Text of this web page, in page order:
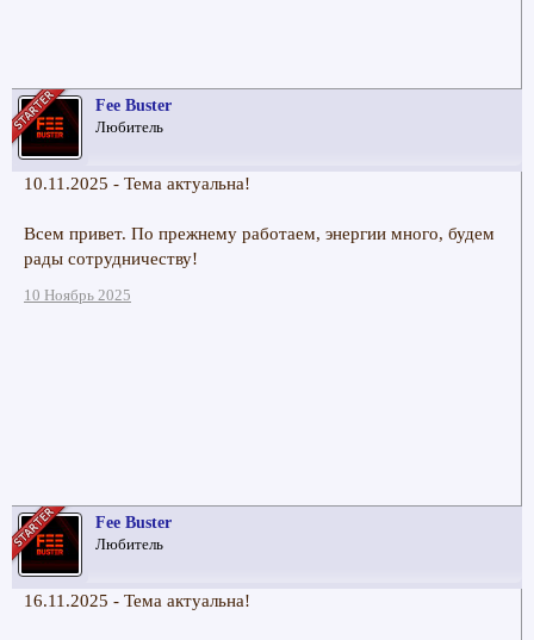
Fee Buster
Любитель
10.11.2025 - Тема актуальна!
Всем привет. По прежнему работаем, энергии много, будем
рады сотрудничеству!
10 Ноябрь 2025
Fee Buster
Любитель
16.11.2025 - Тема актуальна!